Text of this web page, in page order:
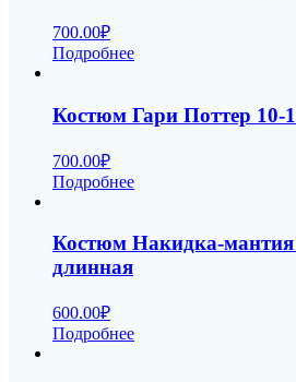
700.00₽
Подробнее
Костюм Гари Поттер 10-
700.00₽
Подробнее
Костюм Накидка-мантия
длинная
600.00₽
Подробнее